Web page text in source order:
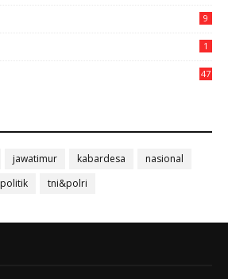
9
1
47
jawatimur kabardesa
nasional
politik tni&polri